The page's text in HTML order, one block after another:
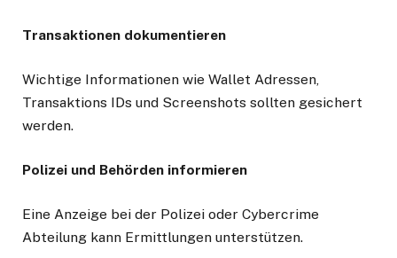
Transaktionen dokumentieren
Wichtige Informationen wie Wallet Adressen,
Transaktions IDs und Screenshots sollten gesichert
werden.
Polizei und Behörden informieren
Eine Anzeige bei der Polizei oder Cybercrime
Abteilung kann Ermittlungen unterstützen.